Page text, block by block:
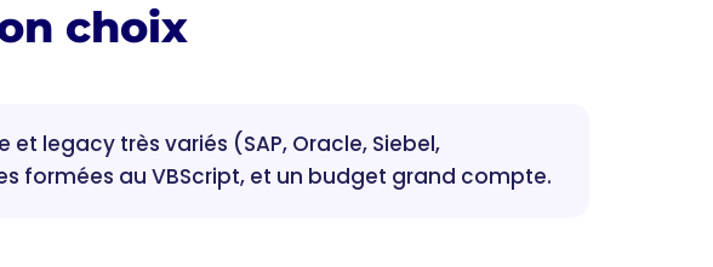
choix
legacy très variés (SAP, Oracle, Siebel,
formées au VBScript, et un budget grand compte.